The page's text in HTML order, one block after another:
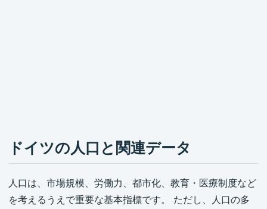
ドイツの人口と関連データ
人口は、市場規模、労働力、都市化、教育・医療制度など
を考えるうえで重要な基本指標です。 ただし、人口の多